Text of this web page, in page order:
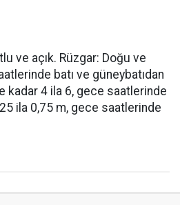
ve açık. Rüzgar: Doğu ve
batı ve güneybatıdan
kadar 4 ila 6, gece saatlerinde
ila 0,75 m, gece saatlerinde